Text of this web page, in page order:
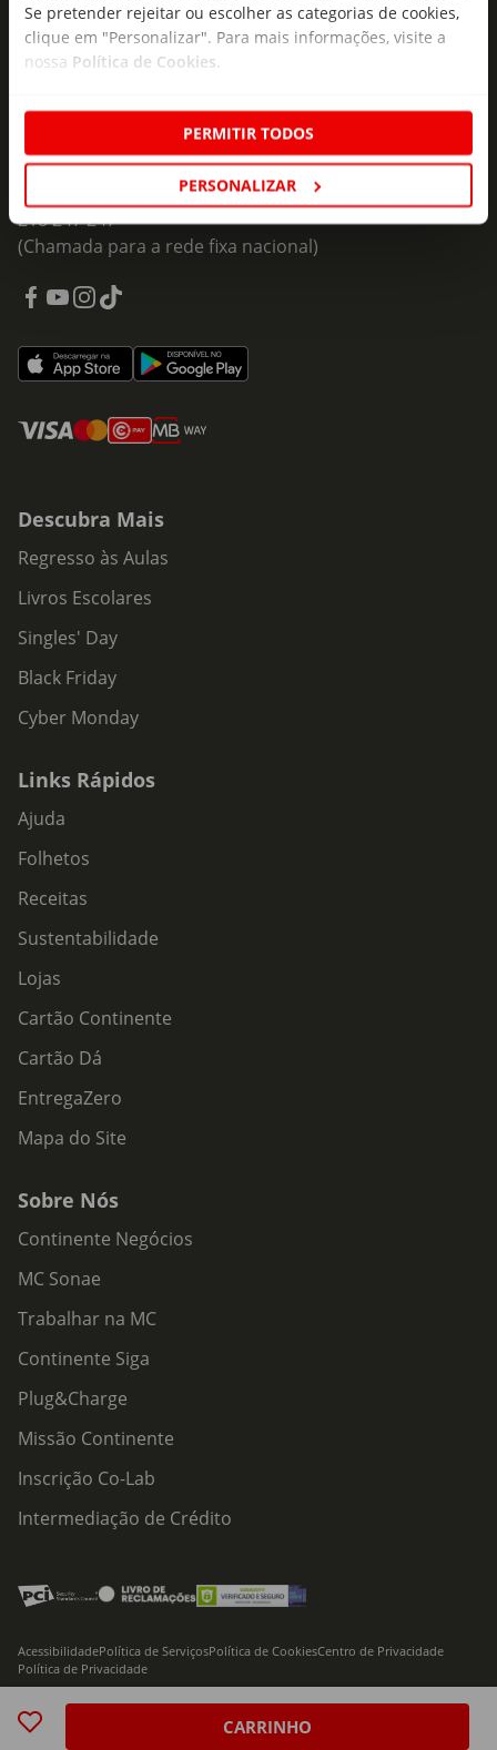
Se pretender rejeitar ou escolher as categorias de cookies,
clique em "Personalizar". Para mais informações, visite a
nossa Política de Cookies
PERMITIR TODOS
PERSONALIZAR
CARRINHO
Fale Connosco
Formulário de Contacto
218 247 247
(Chamada para a rede fixa nacional)
Descubra Mais
Regresso às Aulas
Livros Escolares
Singles' Day
Black Friday
Cyber Monday
Links Rápidos
Ajuda
Folhetos
Receitas
Sustentabilidade
Lojas
Cartão Continente
Cartão Dá
EntregaZero
Mapa do Site
Sobre Nós
Continente Negócios
MC Sonae
Trabalhar na MC
Continente Siga
Plug&Charge
Missão Continente
Inscrição Co-Lab
Intermediação de Crédito
© 2026 Modelo Continente Hipermercados, S.A. Todos os direitos reservados
AcessibilidadePolítica de ServiçosPolítica de CookiesCentro de Privacidade
Política de Privacidade